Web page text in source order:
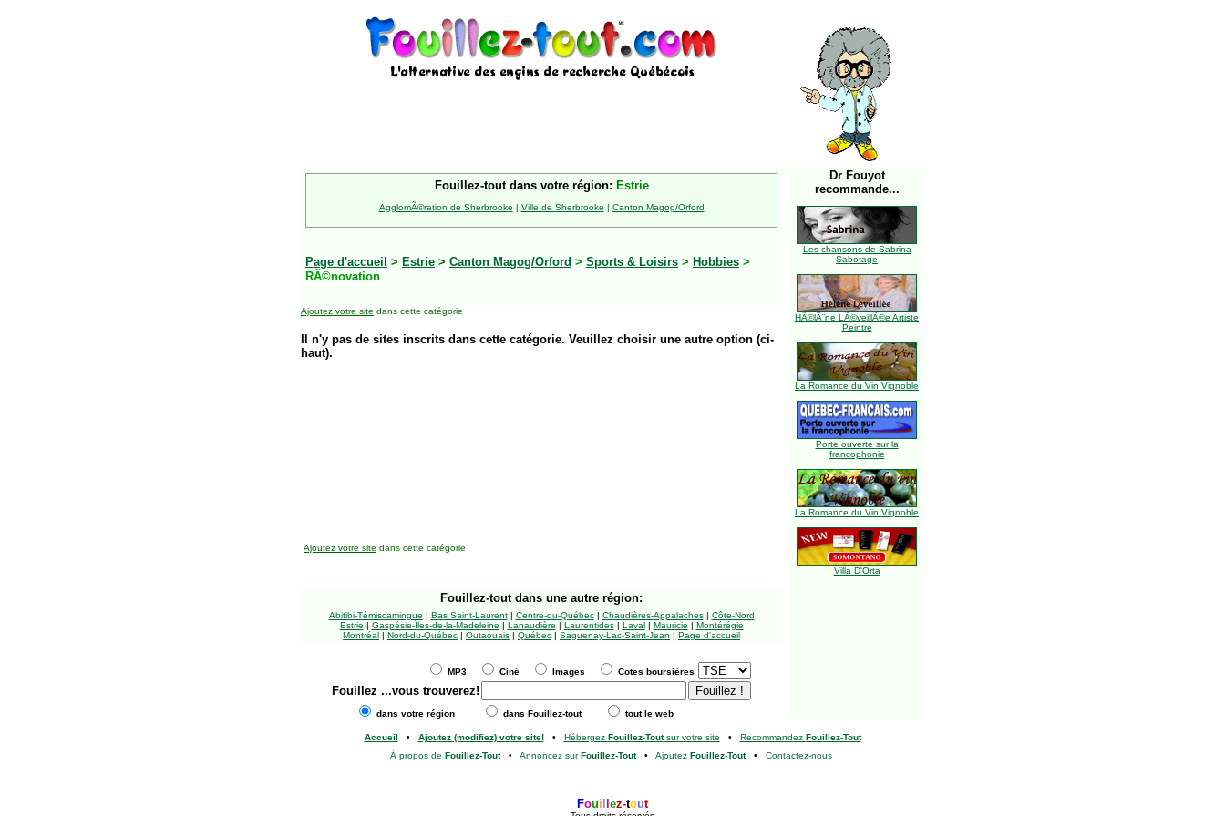
Fouillez-tout dans votre région: Estrie
AgglomÃ©ration de Sherbrooke | Ville de Sherbrooke | Canton Magog/Orford
Page d'accueil > Estrie > Canton Magog/Orford > Sports & Loisirs > Hobbies >
RÃ©novation
Ajoutez votre site dans cette catégorie
Il n'y pas de sites inscrits dans cette catégorie. Veuillez choisir une autre option (ci-
haut).
Dr Fouyot
recommande...
Les chansons de Sabrina
Sabotage
HÃ©lÃ¨ne LÃ©veillÃ©e Artiste
Peintre
La Romance du Vin Vignoble
Porte ouverte sur la
francophonie
La Romance du Vin Vignoble
Villa D'Orta
Ajoutez votre site dans cette catégorie
Fouillez-tout dans une autre région:
Abitibi-Témiscamingue | Bas Saint-Laurent| Centre-du-Québec| Chaudières-Appalaches| Côte-Nord
Estrie | Gaspésie-Îles-de-la-Madeleine | Lanaudière | Laurentides| Laval| Mauricie | Montérégie
Montréal | Nord-du-Québec | Outaouais | Québec | Saguenay-Lac-Saint-Jean | Page d'accueil
MP3 Ciné Images Cotes boursières
Fouillez ...vous trouverez!
dans votre région dans Fouillez-tout tout le web
Accueil • Ajoutez (modifiez) votre site!• Hébergez Fouillez-Toutsur votre site • Recommandez Fouillez-Tout
À propos de Fouillez-Tout• Annoncez surFouillez-Tout• Ajoutez Fouillez-Tout • Contactez-nous
Foui ez-tout